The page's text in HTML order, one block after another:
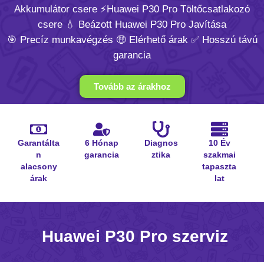
Akkumulátor csere ⚡️Huawei P30 Pro Töltőcsatlakozó
csere 💧 Beázott Huawei P30 Pro Javítása
🎯 Precíz munkavégzés 🤑 Elérhető árak ✅ Hosszú távú
garancia
Tovább az árakhoz
Garantálta
n
alacsony
árak
6 Hónap
garancia
Diagnos
ztika
10 Év
szakmai
tapaszta
lat
Huawei P30 Pro szerviz